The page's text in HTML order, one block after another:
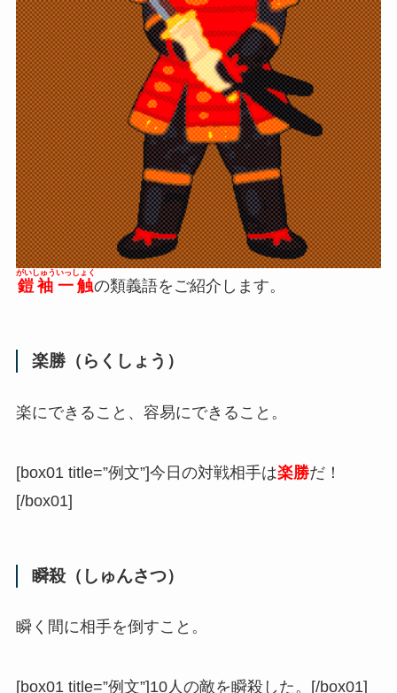
鎧袖一触
がいしゅういっしょく
の類義語をご紹介します。
楽勝（らくしょう）
楽にできること、容易にできること。
[box01 title=”例文”]今日の対戦相手は楽勝だ！
[/box01]
瞬殺（しゅんさつ）
瞬く間に相手を倒すこと。
[box01 title=”例文”]10人の敵を瞬殺した。[/box01]